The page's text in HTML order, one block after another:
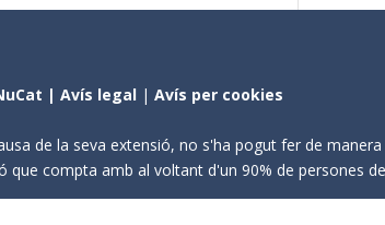
|Avís legal |Avís per cookies
de la seva extensió, no s'ha pogut fer de manera
compta amb al voltant d'un 90% de persones